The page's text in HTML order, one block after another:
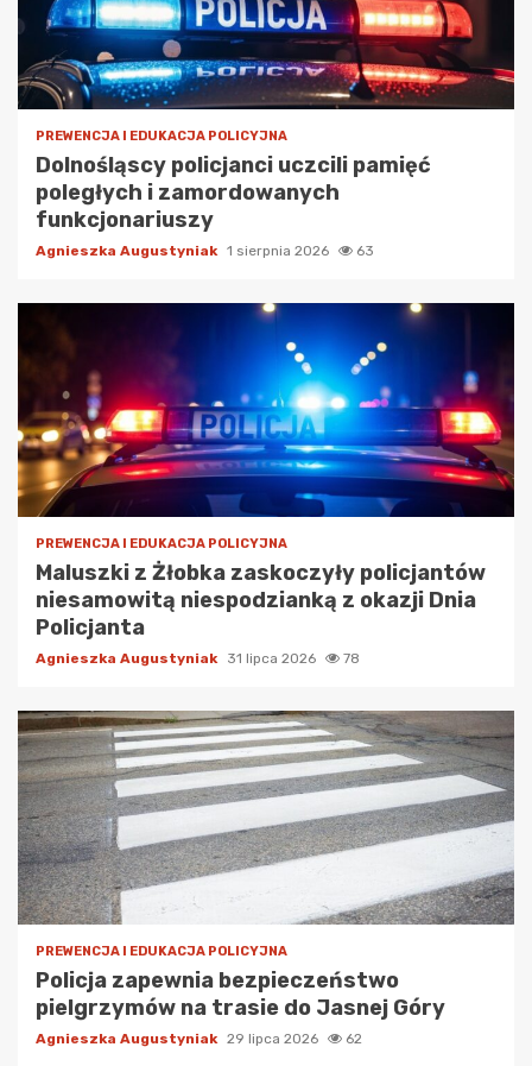
PREWENCJA I EDUKACJA POLICYJNA
Dolnośląscy policjanci uczcili pamięć
poległych i zamordowanych
funkcjonariuszy
Agnieszka Augustyniak 1 sierpnia 2026 63
PREWENCJA I EDUKACJA POLICYJNA
Maluszki z Żłobka zaskoczyły policjantów
niesamowitą niespodzianką z okazji Dnia
Policjanta
Agnieszka Augustyniak 31 lipca 2026 78
PREWENCJA I EDUKACJA POLICYJNA
Policja zapewnia bezpieczeństwo
pielgrzymów na trasie do Jasnej Góry
Agnieszka Augustyniak 29 lipca 2026 62